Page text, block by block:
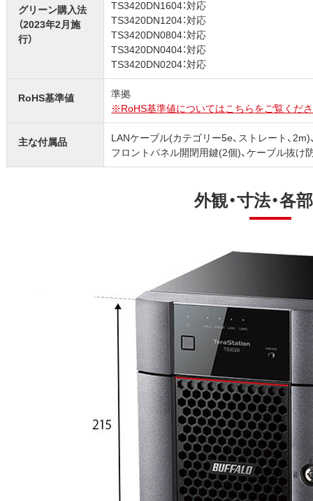
グリーン購入法
（2023年2月施
行）
TS3420DN1604：対応
TS3420DN1204：対応
TS3420DN0804：対応
TS3420DN0404：対応
TS3420DN0204：対応
RoHS基準値
準拠
※RoHS基準値についてはこちらをご覧くだ
主な付属品
LANケーブル(カテゴリー5e、ストレート、
フロントパネル開閉用鍵(2個)、ケーブル抜け
外観・寸法・各